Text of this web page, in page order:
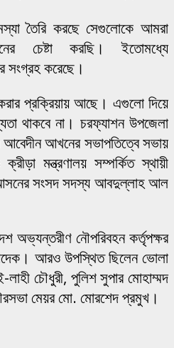
তৈরি করছে সেগুলোকে আমরা
চেষ্টা করছি। ইতোমধ্যে
সংগ্রহ করেছে।
প্রক্রিয়ায় আছে। এগুলো দিয়ে
থাকবে না। চরফ্যাশন উপজেলা
আবেদীন আখনের সভাপতিত্বে সভায়
মন্ত্রণালয় সম্পর্কিত স্থায়ী
সংসদ সদস্য আবদুল্লাহ আল
অভ্যন্তরীণ নৌপরিবহন কর্তৃপক্ষর
আরও উপস্থিত ছিলেন ভোলা
চৌধুরী, পুলিশ সুপার মোহাম্মদ
মেয়র মো. মোরশেদ প্রমুখ।